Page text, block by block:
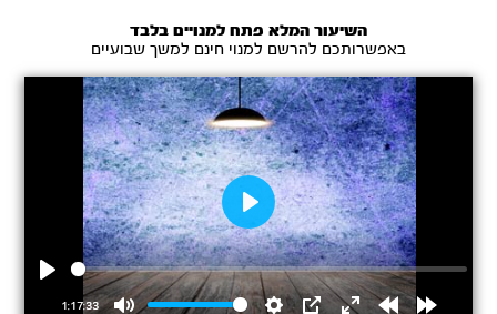
השיעור המלא פתח למנויים בלבד
באפשרותכם להרשם למנוי חינם למשך שבועיים
1:17:33
Play